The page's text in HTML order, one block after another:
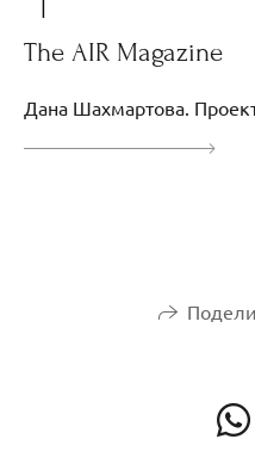
The AIR Magazine
Дана Шахмартова.